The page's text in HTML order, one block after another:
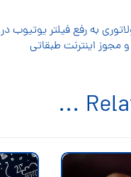
به رفع فیلتر یوتیوب در
مجوز اینترنت طبقاتی